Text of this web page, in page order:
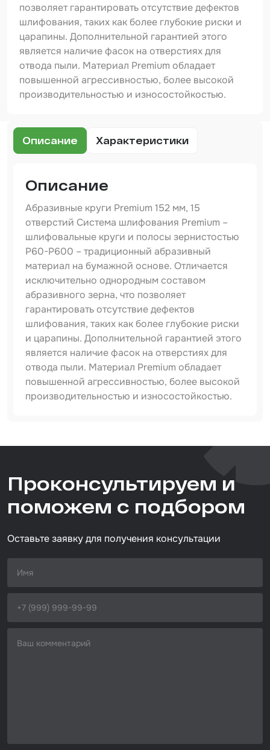
Грунты
Оборудование шлифовальное
Подложка промежуточная
Ёмкость
Лаки
Автоэмали
позволяет гарантировать отсутствие дефектов
шлифования, таких как более глубокие риски и
царапины. Дополнительной гарантией этого
является наличие фасок на отверстиях для
отвода пыли. Материал Premium обладает
повышенной агрессивностью, более высокой
производительностью и износостойкостью.
Описание Характеристики
Описание
Абразивные круги Premium 152 мм, 15
отверстий Система шлифования Premium –
шлифовальные круги и полосы зернистостью
Р60-Р600 – традиционный абразивный
материал на бумажной основе. Отличается
исключительно однородным составом
абразивного зерна, что позволяет
гарантировать отсутствие дефектов
шлифования, таких как более глубокие риски
и царапины. Дополнительной гарантией этого
является наличие фасок на отверстиях для
отвода пыли. Материал Premium обладает
повышенной агрессивностью, более высокой
производительностью и износостойкостью.
абразивный круг
Размер / диаметр / объём
D=152 мм
Проконсультируем и
поможем с подбором
Оставьте заявку для получения консультации